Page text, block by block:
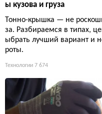
ы кузова и груза
Тонно-крышка — не
за. Разбираемся в типах,
ыбрать лучший вариант и
роты.
Технологии 7 674